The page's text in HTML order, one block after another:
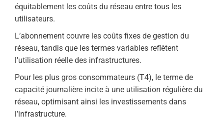
équitablement les coûts du réseau entre tous les
utilisateurs.
‍L’abonnement couvre les coûts fixes de gestion du
réseau, tandis que les termes variables reflètent
l’utilisation réelle des infrastructures.
‍Pour les plus gros consommateurs (T4), le terme de
capacité journalière incite à une utilisation régulière du
réseau, optimisant ainsi les investissements dans
l’infrastructure.